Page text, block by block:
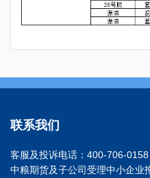
联系我们
客服及投诉电话：400-706-0158
中粮期货及子公司受理中小企